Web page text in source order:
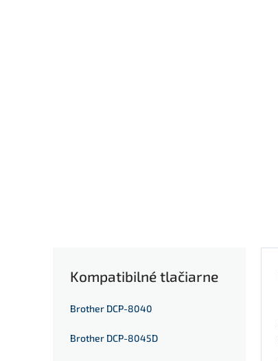
Kompatibilné tlačiarne
Brother DCP-8040
Brother DCP-8045D